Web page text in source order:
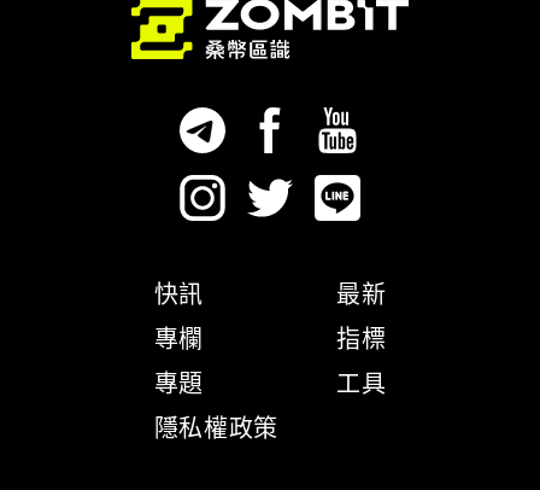
快訊
專欄
專題
隱私權政策
最新
指標
工具